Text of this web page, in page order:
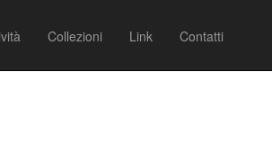
Collezioni Link Contatti